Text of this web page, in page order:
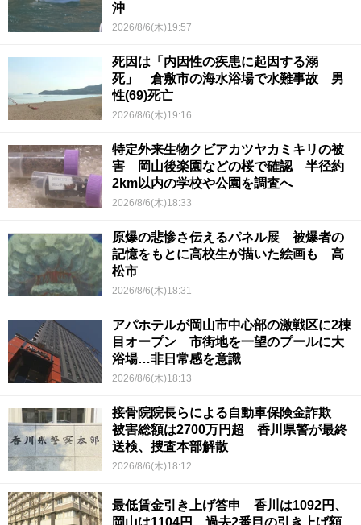
沖
2026/8/6(木)19:57
死因は「内因性の疾患に起因する溺
死」 倉敷市の海水浴場で水難事故 男
性(69)死亡
2026/8/6(木)19:16
特定外来生物クビアカツヤカミキリの被
害 岡山後楽園などの桜で確認 半径約
2km以内の学校や公園を調査へ
2026/8/6(木)18:33
原爆の悲惨さ伝えるパネル展 被爆者の
記憶をもとに高校生が描いた絵画も 高
松市
2026/8/6(木)18:31
アパホテルが岡山市中心部の激戦区に2棟
目オープン 市街地を一望のプールに大
浴場…非日常感を意識
2026/8/6(木)18:13
接骨院院長らによる自動車保険金詐欺
被害総額は2700万円超 香川県警が最終
送検、捜査本部解散
2026/8/6(木)18:12
最低賃金引き上げ答申 香川は1092円、
岡山は1104円 過去2番目の引き上げ額